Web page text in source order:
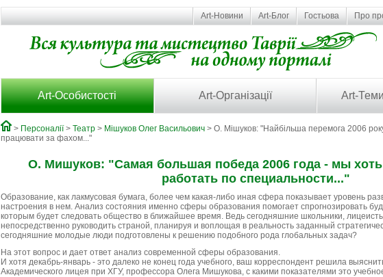
Art-Новини Art-Блог Гостьова Про
Art-Особистості Art-Організації Art-Теми
> Персоналії> Театр > Мішуков Олег Васильович > О. Мішуков: "Найбільша перемога 2006
працювати за фахом..."
О. Мишуков: "Самая большая победа 2006 года - мы хоть
работать по специальности..."
Образование, как лакмусовая бумага, более чем какая-либо иная сфера показывает уровень
настроения в нем. Анализ состояния именно сферы образования помогает спрогнозировать
которым будет следовать общество в ближайшее время. Ведь сегодняшние школьники,
непосредственно руководить страной, планируя и воплощая в реальность заданный
сегодняшние молодые люди подготовлены к решению подобного рода глобальных задач?
На этот вопрос и дает ответ анализ современной сферы образования.
И хотя декабрь-январь - это далеко не конец года учебного, ваш корреспондент решила
Академического лицея при ХГУ, профессора Олега Мишукова, с какими показателями это